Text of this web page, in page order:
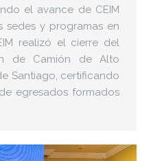
el avance de CEIM
sedes y programas en
realizó el cierre del
de Camión de Alto
Santiago, certificando
egresados formados